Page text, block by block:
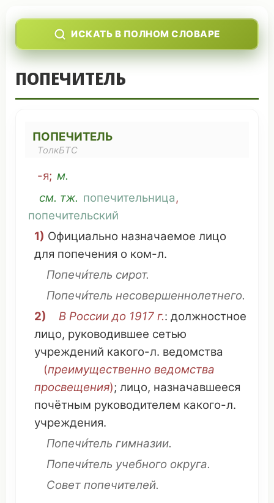
ИСКАТЬ В ПОЛНОМ СЛОВАРЕ
ПОПЕЧИТЕЛЬ
ПОПЕЧИТЕЛЬ
ТолкБТС
-я; м.
см. тж. попечительница,
попечительский
1) Официально назначаемое лицо
для попечения о ком-л.
Попечи́тель сирот.
Попечи́тель несовершеннолетнего.
2)
В Россиидо 1917 г.: должностное
лицо, руководившее сетью
учреждений какого-л. ведомства
(преимущественно ведомства
просвещения); лицо, назначавшееся
почётным руководителем какого-л.
учреждения.
Попечи́тель гимназии.
Попечи́тель учебного округа.
Совет попечителей.